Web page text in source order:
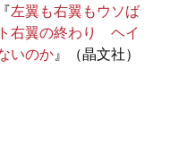
左翼も右翼もウソば
右翼の終わり ヘイ
いのか 』（晶文社）